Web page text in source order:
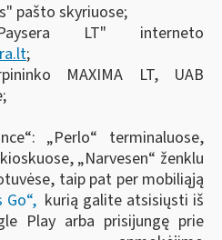
pašto skyriuose;
LT" interneto
;
MAXIMA LT, UAB
„Perlo“ terminaluose,
„Narvesen“ ženklu
taip pat per mobiliąją
Go“,kurią galite atsisiųsti iš
Play arba prisijungę prie